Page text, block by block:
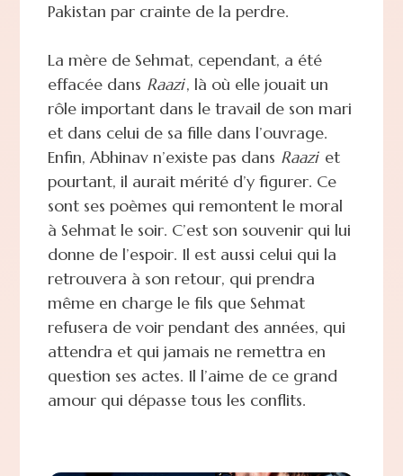
Pakistan par crainte de la perdre.
La mère de Sehmat, cependant, a été
effacée dans Raazi, là où elle jouait un
rôle important dans le travail de son mari
et dans celui de sa fille dans l’ouvrage.
Enfin, Abhinav n’existe pas dans Raazi et
pourtant, il aurait mérité d’y figurer. Ce
sont ses poèmes qui remontent le moral
à Sehmat le soir. C’est son souvenir qui lui
donne de l’espoir. Il est aussi celui qui la
retrouvera à son retour, qui prendra
même en charge le fils que Sehmat
refusera de voir pendant des années, qui
attendra et qui jamais ne remettra en
question ses actes. Il l’aime de ce grand
amour qui dépasse tous les conflits.